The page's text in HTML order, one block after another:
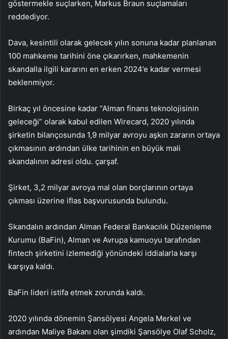
göstermekle suçlarken, Markus Braun suçlamaları
reddediyor.
Dava, kesintili olarak gelecek yılın sonuna kadar planlanan
100 mahkeme tarihini öne çıkarırken, mahkemenin
skandalla ilgili kararını en erken 2024’e kadar vermesi
beklenmiyor.
Birkaç yıl öncesine kadar “Alman finans teknolojisinin
geleceği” olarak kabul edilen Wirecard, 2020 yılında
şirketin bilançosunda 1,9 milyar avroyu aşkın zararın ortaya
çıkmasının ardından ülke tarihinin en büyük mali
skandalının adresi oldu. çarşaf.
Şirket, 3,2 milyar avroya mal olan borçlarının ortaya
çıkması üzerine iflas başvurusunda bulundu.
Skandalın ardından Alman Federal Bankacılık Düzenleme
Kurumu (BaFin), Alman ve Avrupa kamuoyu tarafından
fintech şirketini izlemediği yönündeki iddialarla karşı
karşıya kaldı.
BaFin lideri istifa etmek zorunda kaldı.
2020 yılında dönemin Şansölyesi Angela Merkel ve
ardından Maliye Bakanı olan şimdiki Şansölye Olaf Scholz,